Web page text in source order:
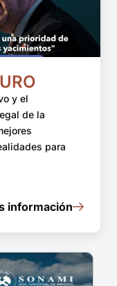
y el
de la
para
información